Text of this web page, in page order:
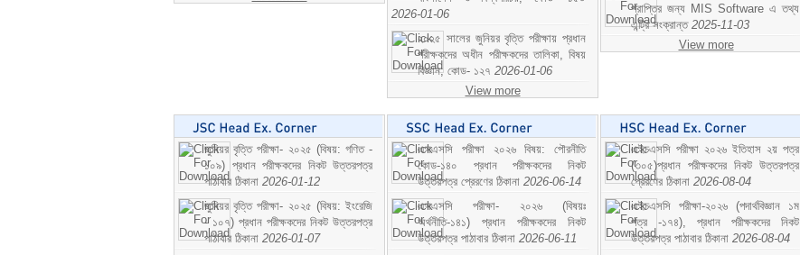
2026-01-06
২০২৫ সালের জুনিয়র বৃত্তি পরীক্ষায় প্রধান
পরীক্ষকদের অধীন পরীক্ষকদের তালিকা, বিষয়
বিজ্ঞান; কোড- ১২৭ 2026-01-06
View more
প্রাপ্তির জন্য MIS Software এ তথ্য
এন্ট্রি সংক্রান্ত 2025-11-03
View more
জুনিয়র বৃত্তি পরীক্ষা- ২০২৫ (বিষয়: গণিত -
১০৯) প্রধান পরীক্ষকদের নিকট উত্তরপত্র
পাঠাবার ঠিকানা 2026-01-12
জুনিয়র বৃত্তি পরীক্ষা- ২০২৫ (বিষয়: ইংরেজি
- ১০৭) প্রধান পরীক্ষকদের নিকট উত্তরপত্র
পাঠাবার ঠিকানা 2026-01-07
এসএসসি পরীক্ষা ২০২৬ বিষয়: পৌরনীতি
কোড-১৪০ প্রধান পরীক্ষকদের নিকট
উত্তরপত্র প্রেরণের ঠিকানা 2026-06-14
এসএসসি পরীক্ষা- ২০২৬ (বিষয়ঃ
অর্থনীতি-১৪১) প্রধান পরীক্ষকদের নিকট
উত্তরপত্র পাঠাবার ঠিকানা 2026-06-11
এইচএসসি পরীক্ষা ২০২৬ ইতিহাস ২য় পত্র
(৩০৫)প্রধান পরীক্ষকদের নিকট উত্তরপত্র
প্রেরণের ঠিকানা 2026-08-04
এইচএসসি পরীক্ষা-২০২৬ (পদার্থবিজ্ঞান ১ম
পত্র -১৭৪), প্রধান পরীক্ষকদের নিকট
উত্তরপত্র পাঠাবার ঠিকানা 2026-08-04